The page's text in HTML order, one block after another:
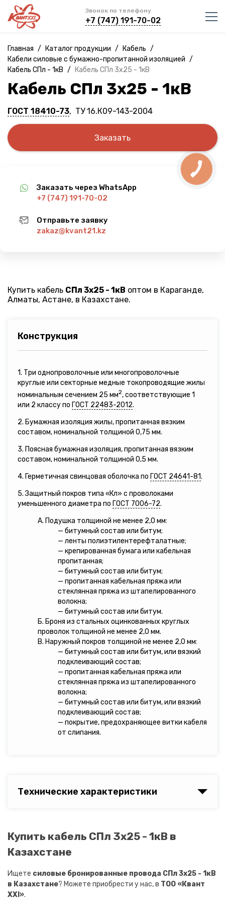
Звонок по телефону
+7 (747) 191-70-02
Главная / Каталог продукции / Кабель /
Кабели силовые с бумажно-пропитанной изоляцией /
Кабель СПл - 1кВ / Кабель СПл 3х25 - 1кВ
Кабель СПл 3х25 - 1кВ
ГОСТ 18410-73, ТУ 16.К09-143-2004
Заказать
Заказать через WhatsApp
+7 (747) 191-70-02
Отправьте заявку
zakaz@kvant21.kz
Купить кабель СПл 3х25 - 1кВ оптом в Караганде,
Алматы, Астане, в Казахстане.
Конструкция
1. Три однопроволочные или многопроволочные
круглые или секторные медные токопроводящие жилы
номинальным сечением 25 мм2, соответствующие 1
или 2 классу по ГОСТ 22483-2012.
2. Бумажная изоляция жилы, пропитанная вязким
составом, номинальной толщиной 0,75 мм.
3. Поясная бумажная изоляция, пропитанная вязким
составом, номинальной толщиной 0,5 мм.
4. Герметичная свинцовая оболочка по ГОСТ 24641-81.
5. Защитный покров типа «Кл» с проволоками
уменьшенного диаметра по ГОСТ 7006-72.
А. Подушка толщиной не менее 2,0 мм:
— битумный состав или битум;
— ленты полиэтилентерефталатные;
— крепированная бумага или кабельная
пропитанная;
— битумный состав или битум;
— пропитанная кабельная пряжа или
стеклянная пряжа из штапелированного
волокна;
— битумный состав или битум.
Б. Броня из стальных оцинкованных круглых
проволок толщиной не менее 2,0 мм.
В. Наружный покров толщиной не менее 2,0 мм:
— битумный состав или битум, или вязкий
подклеивающий состав;
— пропитанная кабельная пряжа или
стеклянная пряжа из штапелированного
волокна;
— битумный состав или битум, или вязкий
подклеивающий состав;
— покрытие, предохраняющее витки кабеля
от слипания.
Технические характеристики
Купить кабель СПл 3х25 - 1кВ в
Казахстане
Ищете силовые бронированные провода СПл 3х25 - 1кВ
в Казахстане? Можете приобрести у нас, в ТОО «Квант
XXI».